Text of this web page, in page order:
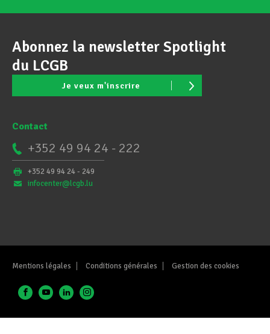
Abonnez la newsletter Spotlight
du LCGB
Je veux m'inscrire
Contact
+352 49 94 24 - 222
+352 49 94 24 - 249
infocenter@lcgb.lu
Mentions légales Conditions générales Gestion des cookies